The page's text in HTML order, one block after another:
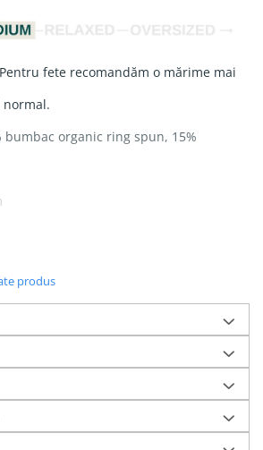
Pentru fete recomandăm o mărime mai
normal.
bumbac organic ring spun, 15%
- neted la exterior, cu o textură
Terry?
produs